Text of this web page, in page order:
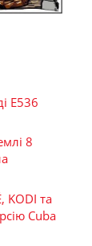
Е536
8
KODI та
Cuba